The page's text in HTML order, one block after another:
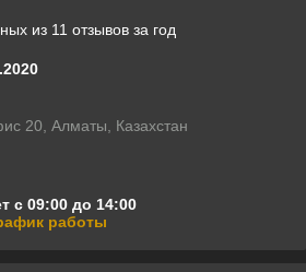
из 11 отзывов за год
20, Алматы, Казахстан
с 09:00 до 14:00
работы